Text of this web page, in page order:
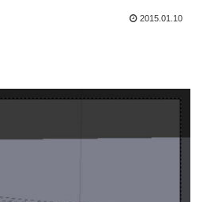
2015.01.10